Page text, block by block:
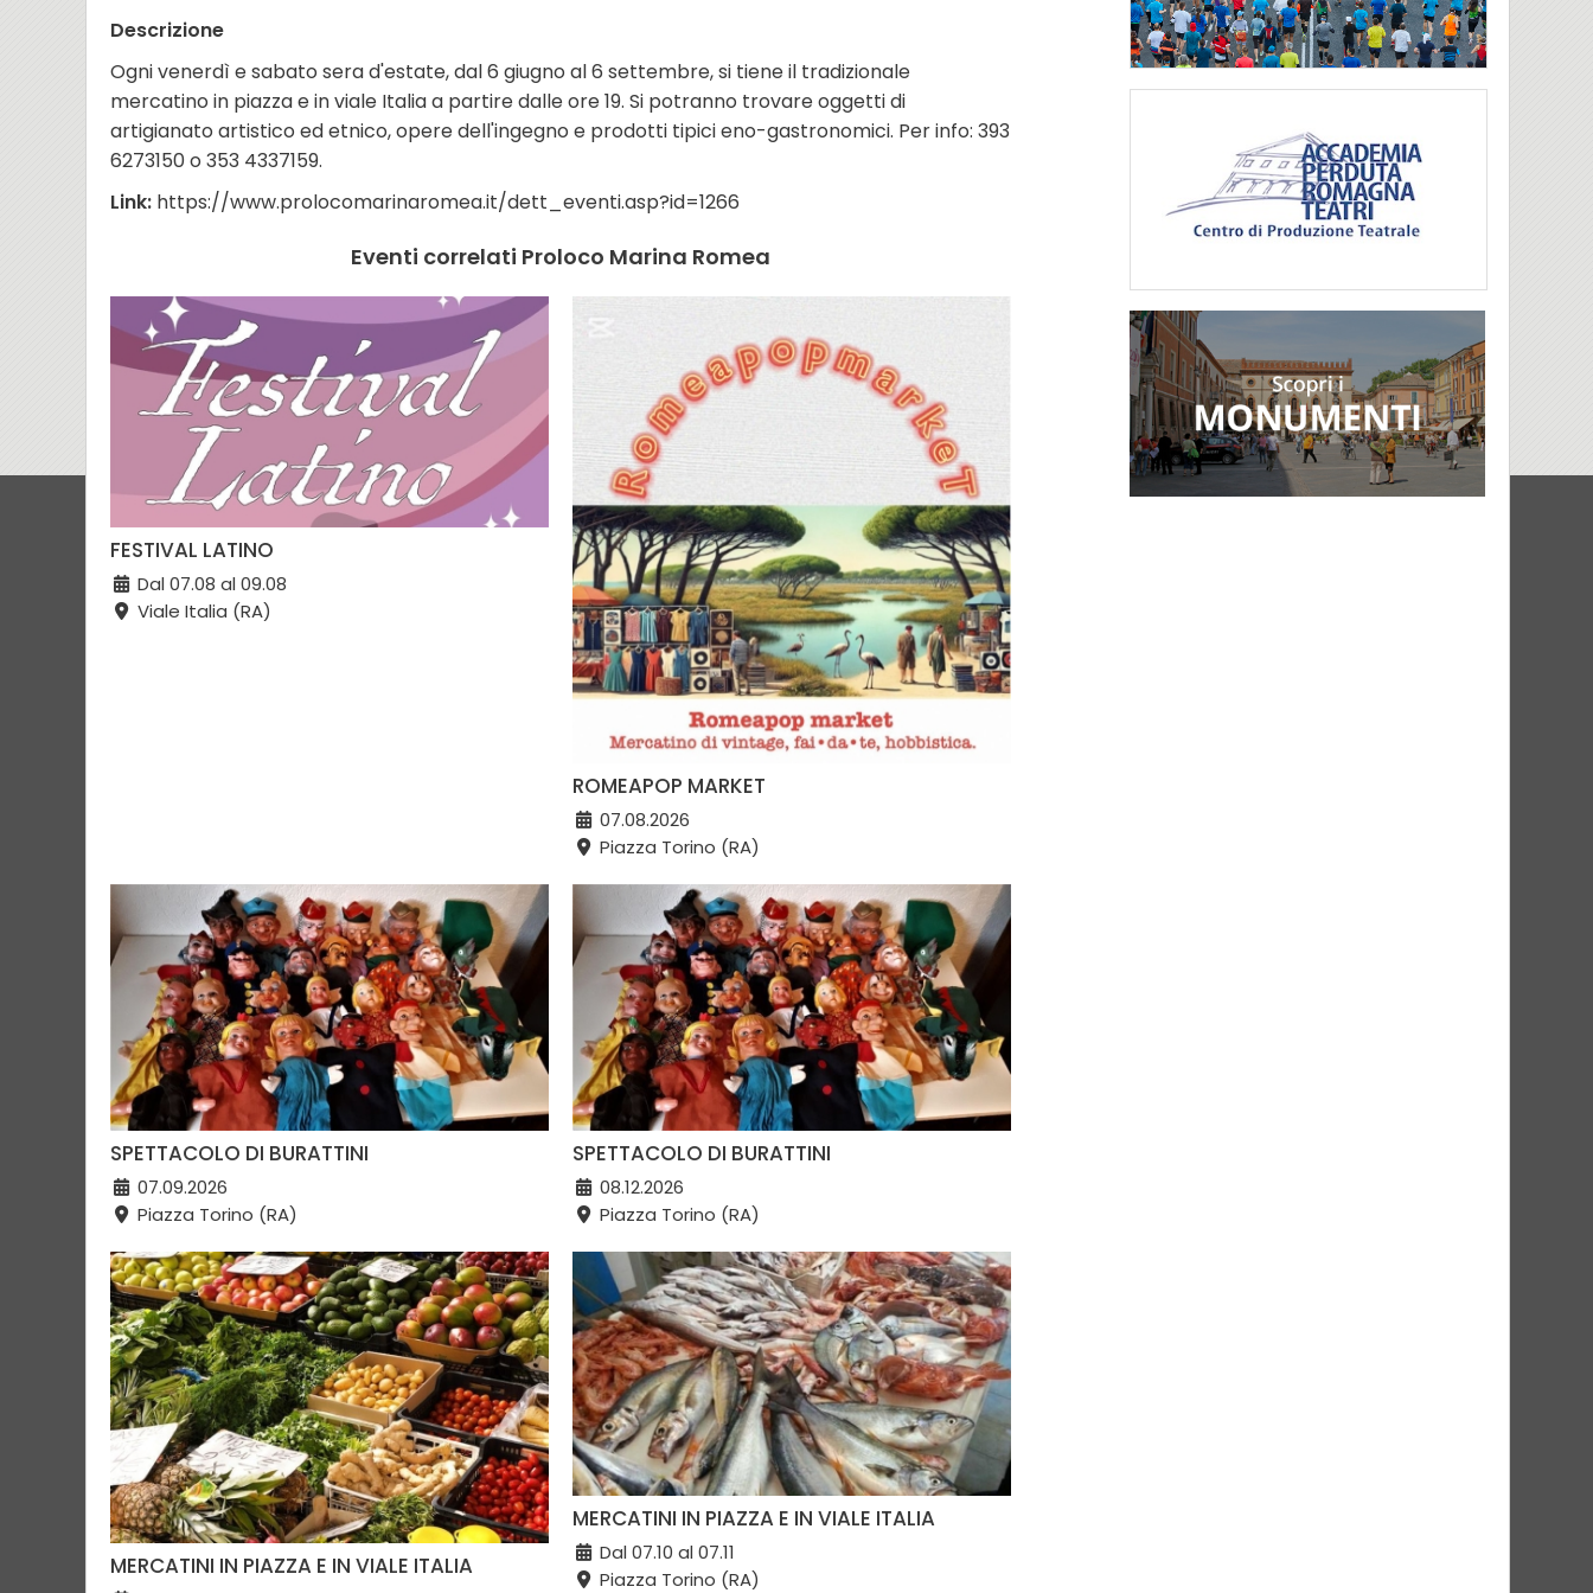
Descrizione
Ogni venerdì e sabato sera d'estate, dal 6 giugno al 6 settembre, si tiene il tradizionale
mercatino in piazza e in viale Italia a partire dalle ore 19. Si potranno trovare oggetti di
artigianato artistico ed etnico, opere dell'ingegno e prodotti tipici eno-gastronomici. Per info: 393
6273150 o 353 4337159.
Link: https://www.prolocomarinaromea.it/dett_eventi.asp?id=1266
Eventi correlati Proloco Marina Romea
FESTIVAL LATINO
Dal 07.08 al 09.08
Viale Italia (RA)
ROMEAPOP MARKET
07.08.2026
Piazza Torino (RA)
SPETTACOLO DI BURATTINI
07.09.2026
Piazza Torino (RA)
SPETTACOLO DI BURATTINI
08.12.2026
Piazza Torino (RA)
MERCATINI IN PIAZZA E IN VIALE ITALIA
MERCATINI IN PIAZZA E IN VIALE ITALIA
Dal 07.10 al 07.11
Piazza Torino (RA)